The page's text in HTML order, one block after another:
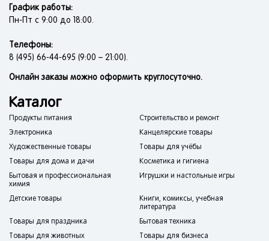
График работы:
Пн-Пт с 9:00 до 18:00.
Телефоны:
8 (495) 66-44-695 (9:00 – 21:00).
Онлайн заказы можно оформить круглосуточно.
Каталог
Продукты питания
Строительство и ремонт
Электроника
Канцелярские товары
Художественные товары
Товары для учёбы
Товары для дома и дачи
Косметика и гигиена
Бытовая и профессиональная
химия
Игрушки и настольные игры
Детские товары
Книги, комиксы, учебная
литература
Товары для праздника
Бытовая техника
Товары для животных
Товары для бизнеса